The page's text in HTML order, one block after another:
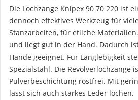
Die Lochzange Knipex 90 70 220 ist
dennoch effektives Werkzeug für
Stanzarbeiten, für etliche
und liegt gut in der Hand. Dadurch
Hände geeignet. Für Langlebigkeit
Spezialstahl. Die Revolverlochzange
Pulverbeschichtung rostfrei. Mit
lässt sich auch starkes Leder lochen.